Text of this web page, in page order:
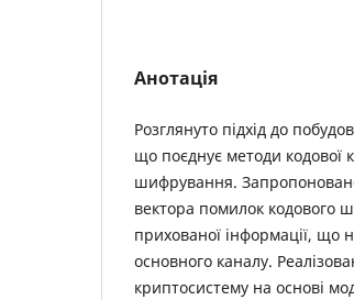
Анотація
Розглянуто підхід до
що поєднує методи кодової
шифрування.
вектора помилок кодового
прихованої інформації, що
основного каналу.
криптосистему на основі